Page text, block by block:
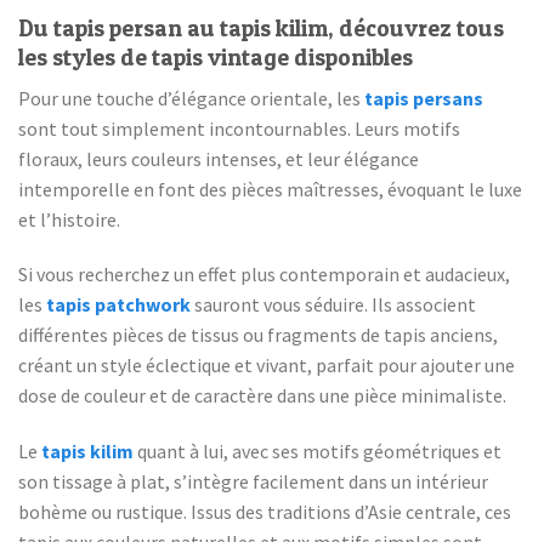
Du tapis persan au tapis kilim, découvrez tous
les styles de tapis vintage disponibles
Pour une touche d’élégance orientale, les tapis persans
sont tout simplement incontournables. Leurs motifs
floraux, leurs couleurs intenses, et leur élégance
intemporelle en font des pièces maîtresses, évoquant le luxe
et l’histoire.
Si vous recherchez un effet plus contemporain et audacieux,
les tapis patchworksauront vous séduire. Ils associent
différentes pièces de tissus ou fragments de tapis anciens,
créant un style éclectique et vivant, parfait pour ajouter une
dose de couleur et de caractère dans une pièce minimaliste.
Le tapis kilim quant à lui, avec ses motifs géométriques et
son tissage à plat, s’intègre facilement dans un intérieur
bohème ou rustique. Issus des traditions d’Asie centrale, ces